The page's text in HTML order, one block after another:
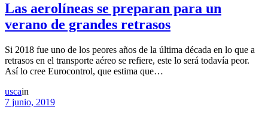
Las aerolíneas se preparan para un
verano de grandes retrasos
Si 2018 fue uno de los peores años de la última década en lo que a
retrasos en el transporte aéreo se refiere, este lo será todavía peor.
Así lo cree Eurocontrol, que estima que…
uscain
7 junio, 2019